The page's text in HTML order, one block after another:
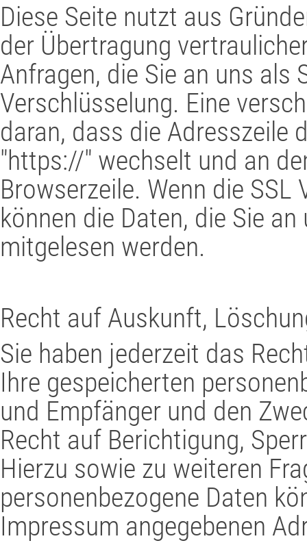
Diese Seite nutzt aus
der Übertragung
Anfragen, die Sie an uns als
Verschlüsselung. Eine
daran, dass die Adresszeile
"https://" wechselt und an
Browserzeile. Wenn die
können die Daten, die Sie
mitgelesen werden.
Recht auf Auskunft,
Sie haben jederzeit das
Ihre gespeicherten
und Empfänger und den
Recht auf Berichtigung,
Hierzu sowie zu weiteren
personenbezogene Daten
Impressum angegebenen